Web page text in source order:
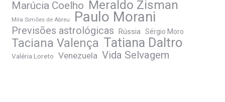
Marúcia Coelho Meraldo Zisman
Mila Simões de Abreu Paulo Morani
Previsões astrológicas Rússia Sérgio Moro
Taciana Valença Tatiana Daltro
Valéria Loreto Venezuela Vida Selvagem